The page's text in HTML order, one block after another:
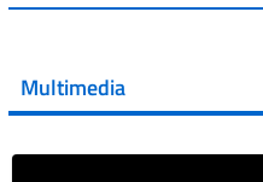
Vai al post →
Multimedia